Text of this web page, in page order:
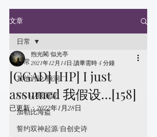
文章
日常
其他讨论/脑洞
GGAD我假設
加勒比海盗
誓约双神起源/自创史诗
日常
[GGAD] [HP] I just
assumed 我假设…[158]
煦光閣/似光亭
2021年12月14日 讀畢需時 4 分鐘
已更新：2022年1月28日